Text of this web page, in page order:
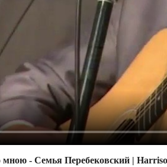
мною - Семья Перебековский |